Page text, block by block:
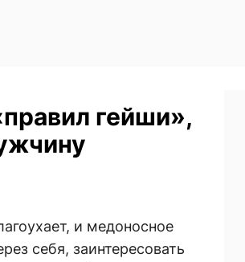
гейши»,
и медоносное
себя, заинтересовать